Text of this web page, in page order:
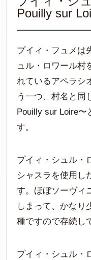
Pouilly sur
プイィ・フュメは
ュル・ロワール村
れているアペラシ
う一つ、村名と同
Pouilly sur Loire〜
す。
プイィ・シュル・
シャスラを使用し
す。ほぼソーヴィ
しまって、かなり
種ですので存続し
プイィ・シュル・